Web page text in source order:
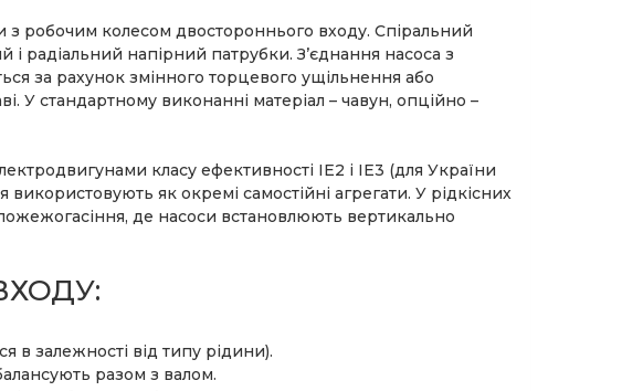
з робочим колесом двостороннього входу. Спіральний
радіальний напірний патрубки. З’єднання насоса з
за рахунок змінного торцевого ущільнення або
У стандартному виконанні матеріал – чавун, опційно –
класу ефективності IE2 і IE3 (для України
як окремі самостійні агрегати. У рідкісних
де насоси встановлюють вертикально
в залежності від типу рідини).
разом з валом.